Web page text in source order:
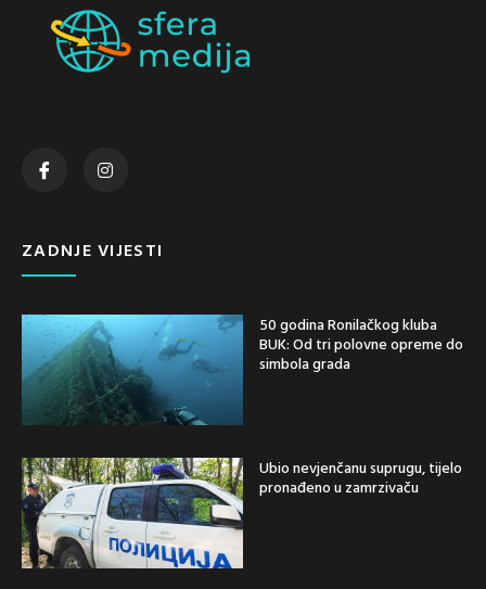
ZADNJE VIJESTI
50 godina Ronilačkog kluba
BUK: Od tri polovne opreme do
simbola grada
Ubio nevjenčanu suprugu, tijelo
pronađeno u zamrzivaču